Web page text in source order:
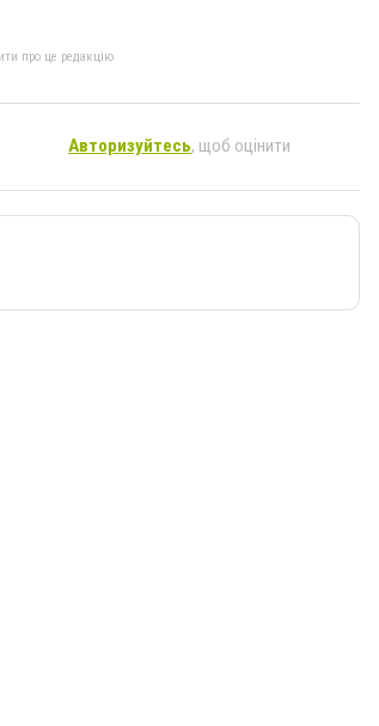
про це редакцію
Авторизуйтесь, щоб оцінити